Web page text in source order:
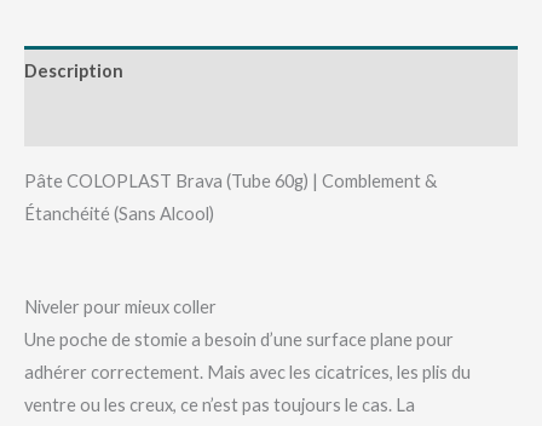
Description
Pâte COLOPLAST Brava (Tube 60g) | Comblement &
Étanchéité (Sans Alcool)
Niveler pour mieux coller
Une poche de stomie a besoin d’une surface plane pour
adhérer correctement. Mais avec les cicatrices, les plis du
ventre ou les creux, ce n’est pas toujours le cas. La